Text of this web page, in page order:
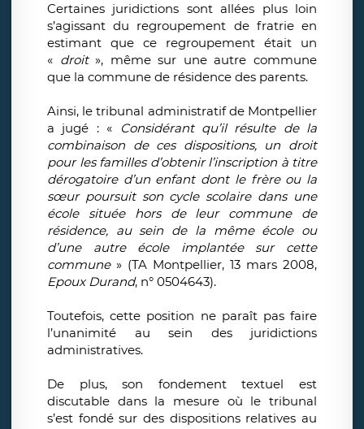
Certaines juridictions sont allées plus loin
s’agissant du regroupement de fratrie en
estimant que ce regroupement était un
« droit», même sur une autre commune
que la commune de résidence des parents.
Ainsi, le tribunal administratif de Montpellier
a jugé : «
Considérant qu’il résulte de la
combinaison de ces dispositions, un droit
pour les familles d’obtenir l’inscription à titre
dérogatoire d’un enfant dont le frère ou la
sœur poursuit son cycle scolaire dans une
école située hors de leur commune de
résidence, au sein de la même école ou
d’une autre école implantée sur cette
commune» (TA Montpellier, 13 mars 2008,
Epoux Durand, n° 0504643).
Toutefois, cette position ne paraît pas faire
l’unanimité au sein des juridictions
administratives.
De plus, son fondement textuel est
discutable dans la mesure où le tribunal
s’est fondé sur des dispositions relatives au